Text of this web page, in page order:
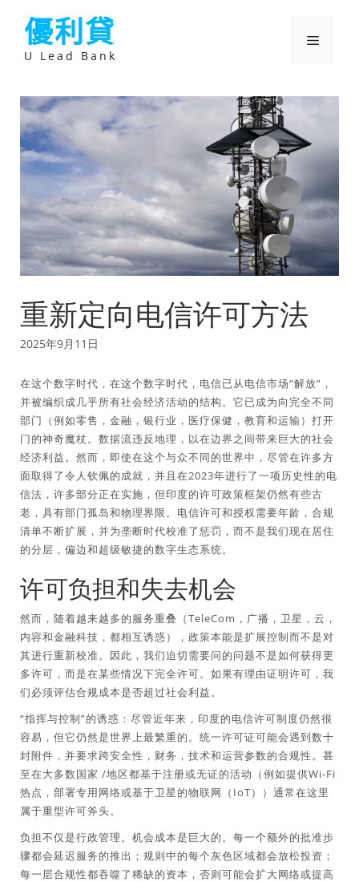
優利貸
U Lead Bank
選
重新定向电信许可方法
2025年9月11日
在这个数字时代，在这个数字时代，电信已从电信市场“解放”，
并被编织成几乎所有社会经济活动的结构。它已成为向完全不同
部门（例如零售，金融，银行业，医疗保健，教育和运输）打开
门的神奇魔杖。数据流违反地理，以在边界之间带来巨大的社会
经济利益。然而，即使在这个与众不同的世界中，尽管在许多方
面取得了令人钦佩的成就，并且在2023年进行了一项历史性的电
信法，许多部分正在实施，但印度的许可政策框架仍然有些古
老，具有部门孤岛和物理界限。电信许可和授权需要年龄，合规
清单不断扩展，并为垄断时代校准了惩罚，而不是我们现在居住
的分层，偏边和超级敏捷的数字生态系统。
许可负担和失去机会
然而，随着越来越多的服务重叠（TeleCom，广播，卫星，云，
内容和金融科技，都相互诱惑），政策本能是扩展控制而不是对
其进行重新校准。因此，我们迫切需要问的问题不是如何获得更
多许可，而是在某些情况下完全许可。如果有理由证明许可，我
们必须评估合规成本是否超过社会利益。
“指挥与控制”的诱惑：尽管近年来，印度的电信许可制度仍然很
容易，但它仍然是世界上最繁重的。统一许可证可能会遇到数十
封附件，并要求跨安全性，财务，技术和运营参数的合规性。甚
至在大多数国家 /地区都基于注册或无证的活动（例如提供Wi-Fi
热点，部署专用网络或基于卫星的物联网（IoT））通常在这里
属于重型许可斧头。
负担不仅是行政管理。机会成本是巨大的。每一个额外的批准步
骤都会延迟服务的推出；规则中的每个灰色区域都会放松投资；
每一层合规性都吞噬了稀缺的资本，否则可能会扩大网络或提高